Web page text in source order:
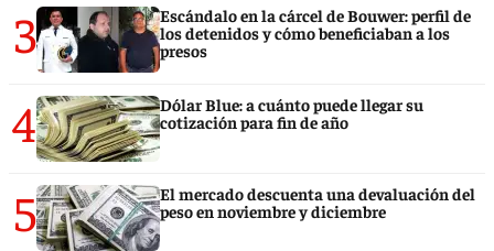
3
Escándalo en la cárcel de Bouwer: perfil de
los detenidos y cómo beneficiaban a los
presos
4
Dólar Blue: a cuánto puede llegar su
cotización para fin de año
5
El mercado descuenta una devaluación del
peso en noviembre y diciembre